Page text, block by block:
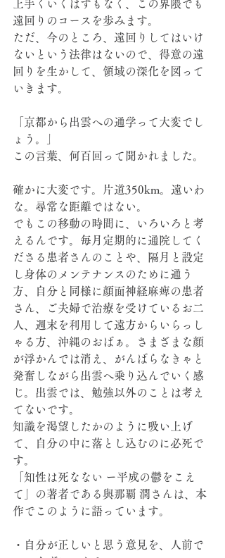
上手くいくはずもなく、この界隈でも
遠回りのコースを歩みます。
ただ、今のところ、遠回りしてはいけ
ないという法律はないので、得意の遠
回りを生かして、領域の深化を図って
いきます。
「京都から出雲への通学って大変でし
ょう。」
この言葉、何百回って聞かれました。
確かに大変です。片道350km。遠いわ
な。尋常な距離ではない。
でもこの移動の時間に、いろいろと考
えるんです。毎月定期的に通院してく
ださる患者さんのことや、隔月と設定
し身体のメンテナンスのために通う
方、自分と同様に顔面神経麻痺の患者
さん、ご夫婦で治療を受けているお二
人、週末を利用して遠方からいらっし
ゃる方、沖縄のおばぁ。さまざまな顔
が浮かんでは消え、がんばらなきゃと
発奮しながら出雲へ乗り込んでいく感
じ。出雲では、勉強以外のことは考え
てないです。
知識を渇望したかのように吸い上げ
て、自分の中に落とし込むのに必死で
す。
「知性は死なない ー平成の鬱をこえ
て」の著者である與那覇 潤さんは、本
作でこのように語っています。
・自分が正しいと思う意見を、人前で